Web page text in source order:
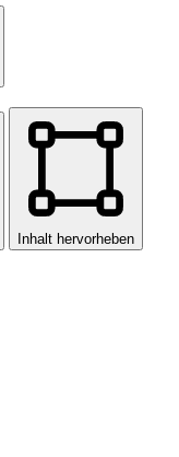
Inhalt hervorheben